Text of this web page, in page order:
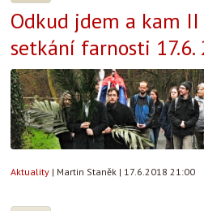
Odkud jdem a kam
setkání farnosti 17.6.
Aktuality | Martin Staněk | 17.6.2018 21:00